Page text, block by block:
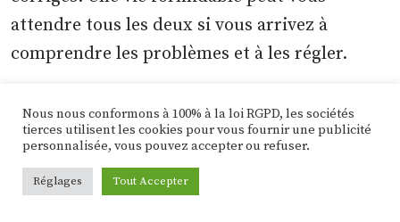
attendre tous les deux si vous arrivez à
comprendre les problèmes et à les régler.
Revenir en arrière
Raisons possibles pour dormir avec son
Nous nous conformons à 100% à la loi RGPD, les sociétés
tierces utilisent les cookies pour vous fournir une publicité
personnalisée, vous pouvez accepter ou refuser.
Réglages Tout Accepter